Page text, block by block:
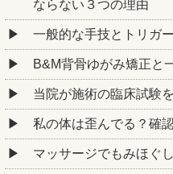
ならない３つの理由
一般的な手技とトリガ
B&M背骨ゆがみ矯正と
当院が施術の臨床試験
私の体は歪んでる？確
マッサージでもみほぐ